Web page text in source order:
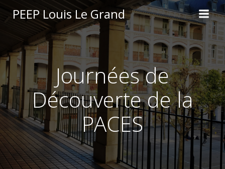
Aller
au
contenu
PEEP Louis Le Grand
Journées de
Découverte de la
PACES